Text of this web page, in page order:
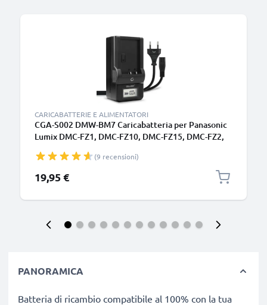
CARICABATTERIE E ALIMENTATORI
CGA-S002 DMW-BM7 Caricabatteria per Panasonic
Lumix DMC-FZ1, DMC-FZ10, DMC-FZ15, DMC-FZ2,
per fotocamera marca CELLONIC
(9 recensioni)
19,95 €
PANORAMICA
Batteria di ricambio compatibile al 100% con la tua